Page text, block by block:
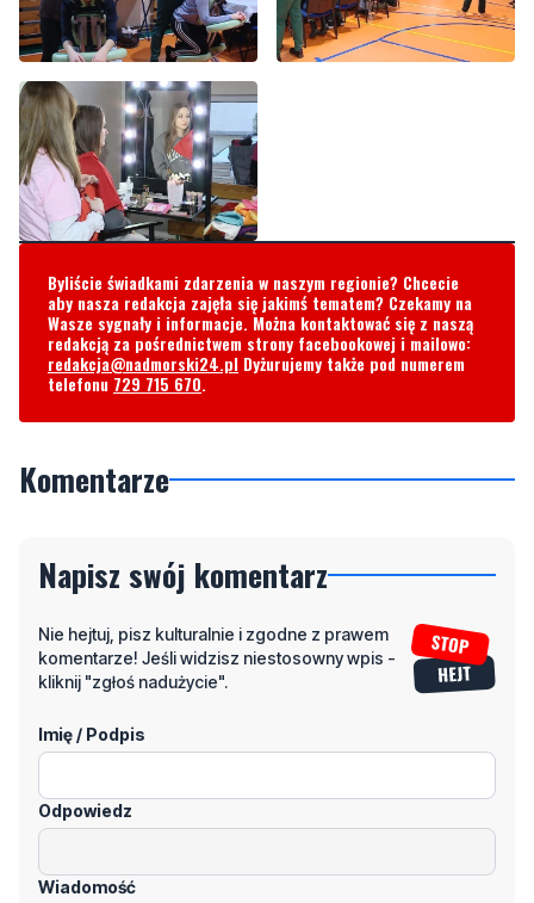
Byliście świadkami zdarzenia w naszym regionie? Chcecie
aby nasza redakcja zajęła się jakimś tematem? Czekamy na
Wasze sygnały i informacje. Można kontaktować się z naszą
redakcją za pośrednictwem strony facebookowej i mailowo:
redakcja@nadmorski24.pl Dyżurujemy także pod numerem
telefonu 729 715 670.
Komentarze
Napisz swój komentarz
Nie hejtuj, pisz kulturalnie i zgodne z prawem
komentarze! Jeśli widzisz niestosowny wpis -
kliknij "zgłoś nadużycie".
Imię / Podpis
Odpowiedz
Wiadomość